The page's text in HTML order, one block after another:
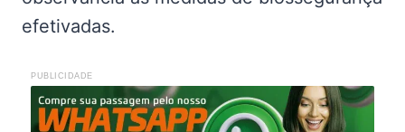
efetivadas.
PUBLICIDADE